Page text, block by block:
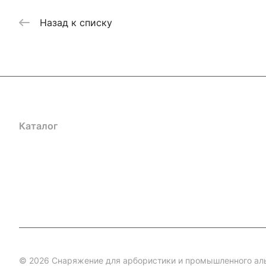
Назад к списку
Каталог
© 2026 Снаряжение для арбористики и промышленного